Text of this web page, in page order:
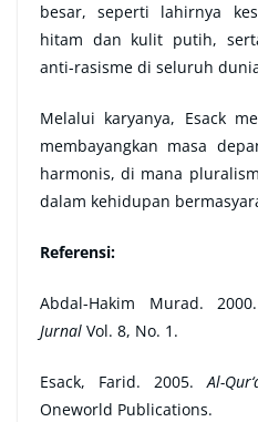
besar, seperti lahirnya
hitam dan kulit putih,
anti-rasisme di seluruh
Melalui karyanya, Esack
membayangkan masa
harmonis, di mana
dalam kehidupan
Referensi:
Abdal-Hakim Murad.
Jurnal Vol. 8, No. 1.
Esack, Farid. 2005.Al-
Oneworld Publications.